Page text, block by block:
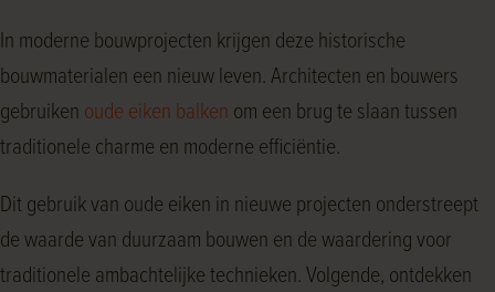
In moderne bouwprojecten krijgen deze historische
bouwmaterialen een nieuw leven. Architecten en bouwers
gebruiken oude eiken balken om een brug te slaan tussen
traditionele charme en moderne efficiëntie.
Dit gebruik van oude eiken in nieuwe projecten onderstreept
de waarde van duurzaam bouwen en de waardering voor
traditionele ambachtelijke technieken. Volgende, ontdekken